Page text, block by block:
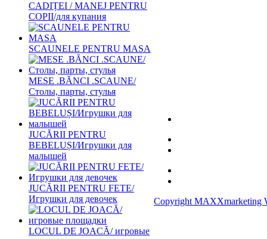
Copyright MAXXmarketing
CADIȚEI / MANEJ PENTRU
COPII/для купания
SCAUNELE PENTRU MASA
MESE .BĂNCI .SCAUNE/
Столы, парты, стулья
JUCĂRII PENTRU
BEBELUȘI/Игрушки для
малышей
JUCĂRII PENTRU FETE/
Игрушки для девочек
LOCUL DE JOACĂ/ игровые